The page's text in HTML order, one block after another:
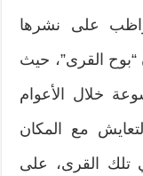
واظب على نشرها
القرى”، حيث
خلال الأعوام
التعايش مع المكان
تلك القرى، على